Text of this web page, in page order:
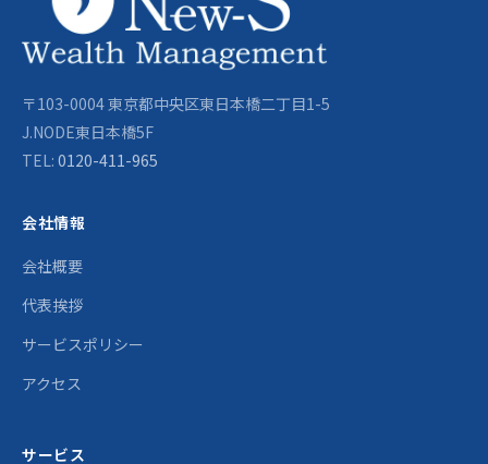
〒103-0004 東京都中央区東日本橋二丁目1-5
J.NODE東日本橋5F
TEL: 0120-411-965
会社情報
会社概要
代表挨拶
サービスポリシー
アクセス
サービス